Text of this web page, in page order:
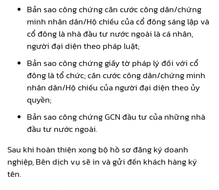
Bản sao công chứng căn cước công dân/chứng
minh nhân dân/Hộ chiếu của cổ đông sáng lập và
cổ đông là nhà đầu tư nước ngoài là cá nhân,
người đại diện theo pháp luật;
Bản sao công chứng giấy tờ pháp lý đối với cổ
đông là tổ chức; căn cước công dân/chứng minh
nhân dân/Hộ chiếu của người đại diện theo ủy
quyền;
Bản sao công chứng GCN đầu tư của những nhà
đầu tư nước ngoài.
Sau khi hoàn thiện xong bộ hồ sơ đăng ký doanh
nghiệp, Bên dịch vụ sẽ in và gửi đến khách hàng ký
tên.